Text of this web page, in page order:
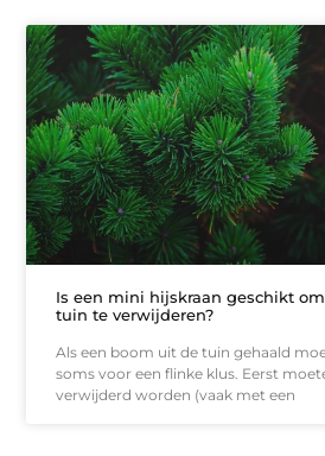
Is een mini hijskraan geschikt
tuin te verwijderen?
Als een boom uit de tuin gehaald
soms voor een flinke klus. Eerst
verwijderd worden (vaak met een